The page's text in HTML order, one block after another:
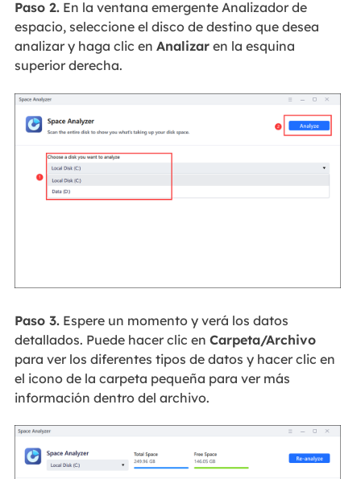
Paso 2.En la ventana emergente Analizador de
espacio, seleccione el disco de destino que desea
analizar y haga clic en Analizaren la esquina
superior derecha.
Paso 3.Espere un momento y verá los datos
detallados. Puede hacer clic en Carpeta/Archivo
para ver los diferentes tipos de datos y hacer clic en
el icono de la carpeta pequeña para ver más
información dentro del archivo.